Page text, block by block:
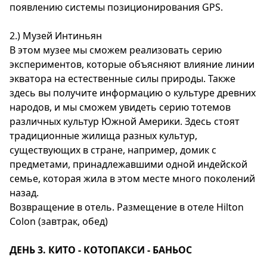
появлению системы позиционирования GPS.
2.) Музей Интиньян
В этом музее мы сможем реализовать серию
экспериментов, которые объясняют влияние линии
экватора на естественные силы природы. Также
здесь вы получите информацию о культуре древних
народов, и мы сможем увидеть серию тотемов
различных культур Южной Америки. Здесь стоят
традиционные жилища разных культур,
существующих в стране, например, домик с
предметами, принадлежавшими одной индейской
семье, которая жила в этом месте много поколений
назад.
Возвращение в отель. Размещение в отеле Hilton
Colon (завтрак, обед)
ДЕНЬ 3. КИТО - КОТОПАКСИ - БАНЬОС